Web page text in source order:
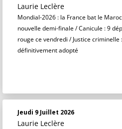
Laurie Leclère
Mondial-2026 : la France bat le
nouvelle demi-finale / Canicule : 9
rouge ce vendredi / Justice
définitivement adopté
Jeudi 9 Juillet 2026
Laurie Leclère